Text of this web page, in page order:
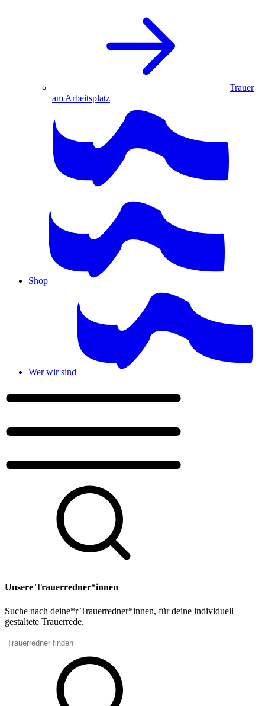
Trauer
am Arbeitsplatz
Shop
Wer wir sind
Unsere Trauerredner*innen
Suche nach deine*r Trauerredner*innen, für deine individuell
gestaltete Trauerrede.